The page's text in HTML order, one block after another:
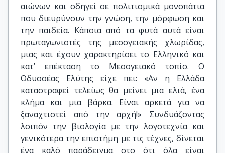
αιώνων και οδηγεί σε πολιτισμικά μονοπάτια
που διευρύνουν την γνώση, την μόρφωση και
την παιδεία. Κάποια από τα φυτά αυτά είναι
πρωταγωνιστές της μεσογειακής χλωρίδας,
μιας και έχουν χαρακτηρίσει το Ελληνικό και
κατ’ επέκταση το Μεσογειακό τοπίο. Ο
Οδυσσέας Ελύτης είχε πει: «Αν η Ελλάδα
καταστραφεί τελείως θα μείνει μια ελιά, ένα
κλήμα και μια βάρκα. Είναι αρκετά για να
ξαναχτιστεί από την αρχή!» Συνδυάζοντας
λοιπόν την βιολογία με την λογοτεχνία και
γενικότερα την επιστήμη με τις τέχνες, δίνεται
ένα καλό παράδειγμα στο ότι όλα είναι